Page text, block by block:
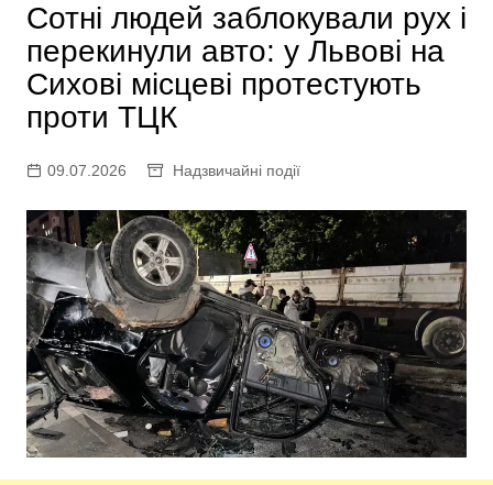
Сотні людей заблокували рух і
перекинули авто: у Львові на
Сихові місцеві протестують
проти ТЦК
09.07.2026 Надзвичайні події